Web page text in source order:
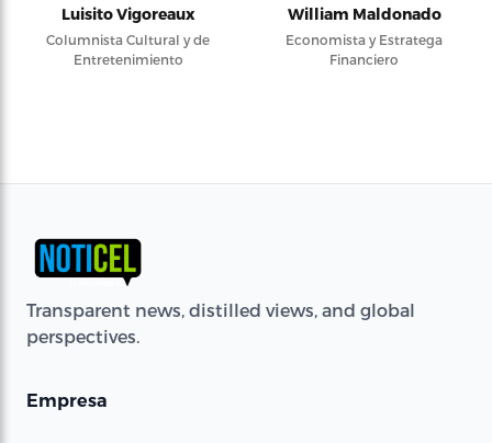
Luisito Vigoreaux
Columnista Cultural y de
Entretenimiento
William Maldonado
Economista y Estratega
Financiero
Transparent news, distilled views, and global
perspectives.
Empresa